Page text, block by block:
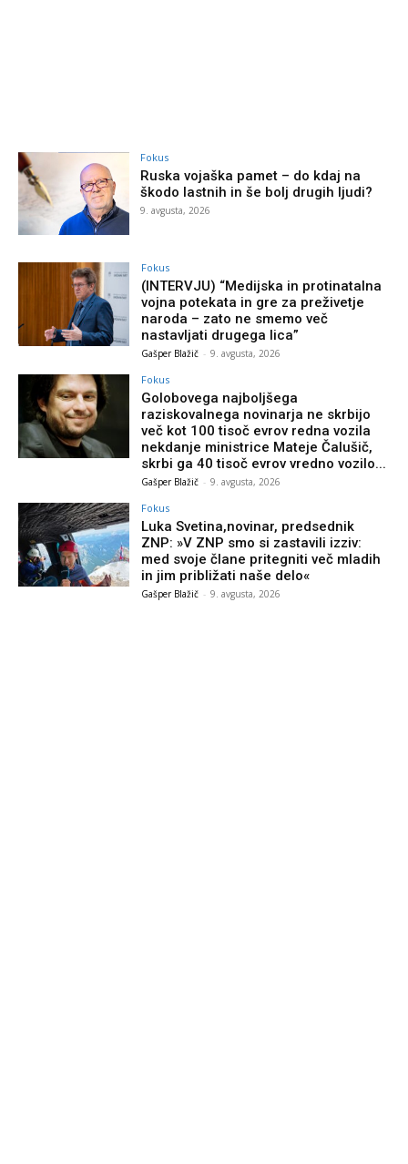
Fokus
Ruska vojaška pamet – do kdaj na
škodo lastnih in še bolj drugih ljudi?
9. avgusta, 2026
Fokus
(INTERVJU) “Medijska in protinatalna
vojna potekata in gre za preživetje
naroda – zato ne smemo več
nastavljati drugega lica”
Gašper Blažič - 9. avgusta, 2026
Fokus
Golobovega najboljšega
raziskovalnega novinarja ne skrbijo
več kot 100 tisoč evrov redna vozila
nekdanje ministrice Mateje Čalušič,
skrbi ga 40 tisoč evrov vredno vozilo...
Gašper Blažič - 9. avgusta, 2026
Fokus
Luka Svetina,novinar, predsednik
ZNP: »V ZNP smo si zastavili izziv:
med svoje člane pritegniti več mladih
in jim približati naše delo«
Gašper Blažič - 9. avgusta, 2026